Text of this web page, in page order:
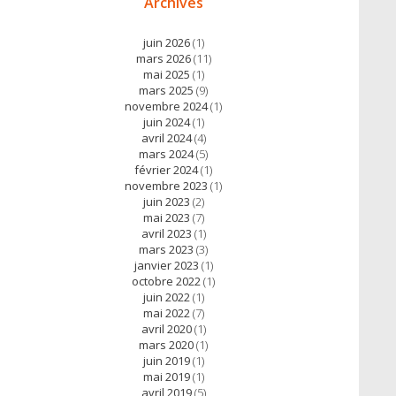
juin 2026(1)
mars 2026(11)
mai 2025 (1)
mars 2025 (9)
novembre 2024(1)
juin 2024(1)
avril 2024(4)
mars 2024(5)
février 2024(1)
novembre 2023 (1)
juin 2023 (2)
mai 2023 (7)
avril 2023 (1)
mars 2023 (3)
janvier 2023 (1)
octobre 2022(1)
juin 2022(1)
mai 2022(7)
avril 2020(1)
mars 2020(1)
juin 2019(1)
mai 2019(1)
avril 2019(5)